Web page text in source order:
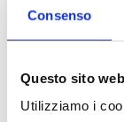
Consenso
Questo sito
Utilizziamo i
Il fascino
Design.